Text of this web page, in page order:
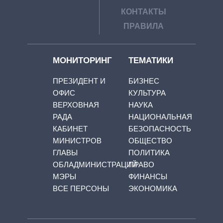
КОНТАКТЫ
ПРАВИЛА
МОНИТОРИНГ
ПРЕЗИДЕНТ И
ОФИС
ВЕРХОВНАЯ
РАДА
КАБИНЕТ
МИНИСТРОВ
ГЛАВЫ
ОБЛАДМИНИСТРАЦИЙ
МЭРЫ
ВСЕ ПЕРСОНЫ
ТЕМАТИКИ
БИЗНЕС
КУЛЬТУРА
НАУКА
НАЦИОНАЛЬНАЯ
БЕЗОПАСНОСТЬ
ОБЩЕСТВО
ПОЛИТИКА
ПРАВО
ФИНАНСЫ
ЭКОНОМИКА